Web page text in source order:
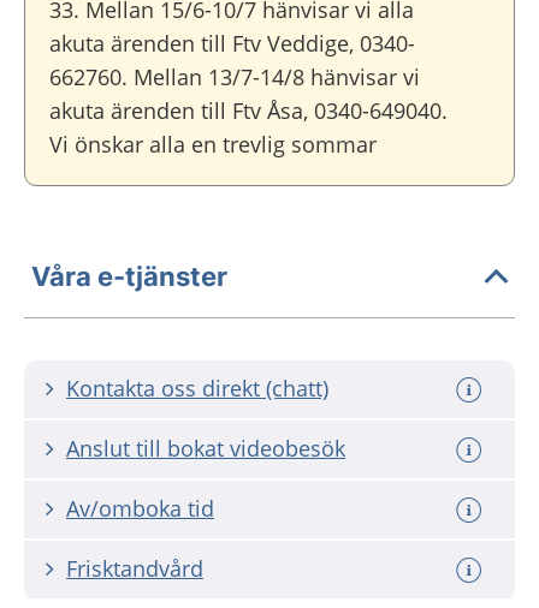
33. Mellan 15/6-10/7 hänvisar vi alla
akuta ärenden till Ftv Veddige, 0340-
662760. Mellan 13/7-14/8 hänvisar vi
akuta ärenden till Ftv Åsa, 0340-649040.
Vi önskar alla en trevlig sommar
Våra e-tjänster
Kontakta oss direkt (chatt)
Anslut till bokat videobesök
Av/omboka tid
Frisktandvård